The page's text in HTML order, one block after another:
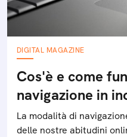
DIGITAL MAGAZINE
Cos'è e come
navigazione in
La modalità di
delle nostre abitudini